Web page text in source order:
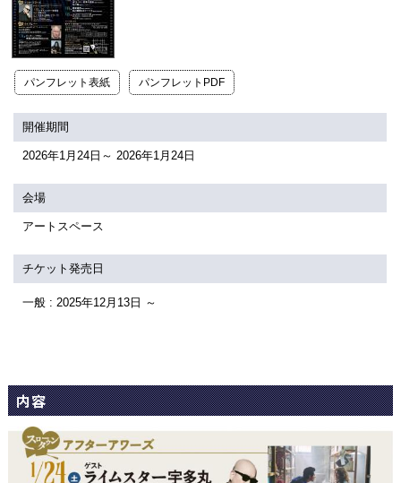
アクセシビリティ/
サービス
プラットニュース 出版物・映像
交通アクセス お問合せ
パンフレット表紙 パンフレットPDF
開催期間
2026年1月24日～ 2026年1月24日
会場
アートスペース
チケット発売日
一般 : 2025年12月13日 ～
内容
施設の利用について
サポート
関連団体・施設